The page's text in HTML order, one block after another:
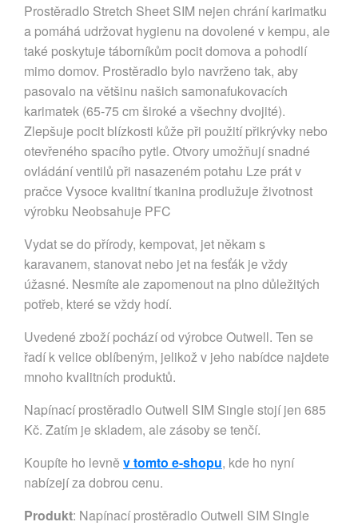
Prostěradlo Stretch Sheet SIM nejen chrání karimatku
a pomáhá udržovat hygienu na dovolené v kempu, ale
také poskytuje táborníkům pocit domova a pohodlí
mimo domov. Prostěradlo bylo navrženo tak, aby
pasovalo na většinu našich samonafukovacích
karimatek (65-75 cm široké a všechny dvojité).
Zlepšuje pocit blízkosti kůže při použití přikrývky nebo
otevřeného spacího pytle. Otvory umožňují snadné
ovládání ventilů při nasazeném potahu Lze prát v
pračce Vysoce kvalitní tkanina prodlužuje životnost
výrobku Neobsahuje PFC
Vydat se do přírody, kempovat, jet někam s
karavanem, stanovat nebo jet na fesťák je vždy
úžasné. Nesmíte ale zapomenout na plno důležitých
potřeb, které se vždy hodí.
Uvedené zboží pochází od výrobce Outwell. Ten se
řadí k velice oblíbeným, jelikož v jeho nabídce najdete
mnoho kvalitních produktů.
Napínací prostěradlo Outwell SIM Single stojí jen 685
Kč. Zatím je skladem, ale zásoby se tenčí.
Koupíte ho levně v tomto e-shopu, kde ho nyní
nabízejí za dobrou cenu.
Produkt: Napínací prostěradlo Outwell SIM Single